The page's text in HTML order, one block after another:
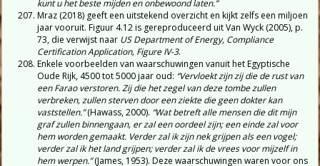
kunt u het beste mijden en onbewoond laten.”
Mraz (2018) geeft een uitstekend overzicht en kijkt zelfs een miljoen
jaar vooruit. Figuur 4.12 is gereproduceerd uit Van Wyck (2005), p.
73, die verwijst naar US Department of Energy, Compliance
Certification Application, Figure IV-3.
Enkele voorbeelden van waarschuwingen vanuit het Egyptische
Oude Rijk, 4500 tot 5000 jaar oud: “Vervloekt zijn zij die de rust van
een Farao verstoren. Zij die het zegel van deze tombe zullen
verbreken, zullen sterven door een ziekte die geen dokter kan
vaststellen.”(Hawass, 2000). “Wat betreft alle mensen die dit mijn
graf zullen binnengaan, er zal een oordeel zijn; een einde zal voor
hem worden gemaakt. Verder zal ik zijn nek grijpen als een vogel;
verder zal ik het land grijpen; verder zal ik de vrees voor mijzelf in
hem werpen.”(James, 1953). Deze waarschuwingen waren voor ons